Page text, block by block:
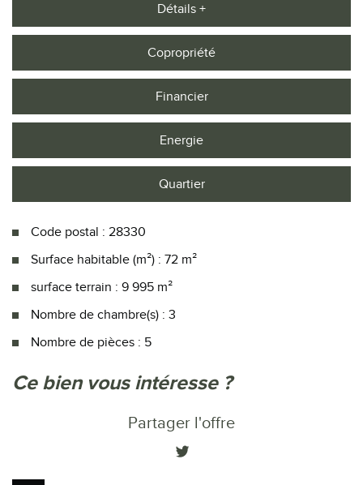
Détails +
Copropriété
Financier
Energie
Quartier
Code postal : 28330
Surface habitable (m²) : 72 m²
surface terrain : 9 995 m²
Nombre de chambre(s) : 3
Nombre de pièces : 5
la ville de authon-du-perche (28330)
ce bien vous intéresse ?
Partager l'offre